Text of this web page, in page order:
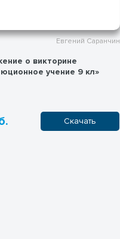
Евгений Саранчин
по теме «Завершаем 5
для обучающихся 5 кл.
Купить